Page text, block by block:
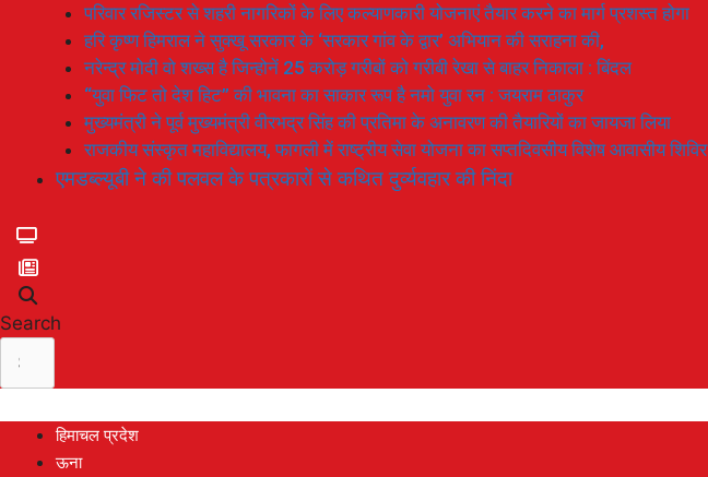
परिवार रजिस्टर से शहरी नागरिकों के लिए कल्याणकारी योजनाएं तैयार करने का मार्ग प्रशस्त होगा
हरि कृष्ण हिमराल ने सुक्खू सरकार के ‘सरकार गांव के द्वार’ अभियान की सराहना की,
नरेन्द्र मोदी वो शख्स है जिन्होनें 25 करोड़ गरीबों को गरीबी रेखा से बाहर निकाला : बिंदल
“युवा फिट तो देश हिट” की भावना का साकार रूप है नमो युवा रन : जयराम ठाकुर
मुख्यमंत्री ने पूर्व मुख्यमंत्री वीरभद्र सिंह की प्रतिमा के अनावरण की तैयारियों का जायजा लिया
राजकीय संस्कृत महाविद्यालय, फागली में राष्ट्रीय सेवा योजना का सप्तदिवसीय विशेष आवासीय शिविर
एमडब्ल्यूबी ने की पलवल के पत्रकारों से कथित दुर्व्यवहार की निंदा
Search
हिमाचल प्रदेश
ऊना